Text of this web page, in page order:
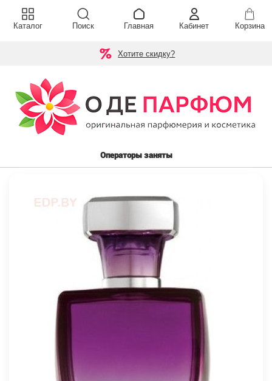
Хотите скидку?
Операторы заняты
Каталог Поиск Главная Кабинет Корзина